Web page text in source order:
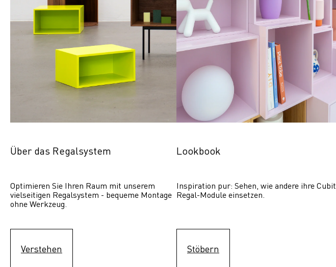
Über das Regalsystem
Optimieren Sie Ihren Raum mit unserem
vielseitigen Regalsystem - bequeme Montage
ohne Werkzeug.
Verstehen
Lookbook
Inspiration pur: Sehen, wie andere ihre Cubit
Regal-Module einsetzen.
Stöbern